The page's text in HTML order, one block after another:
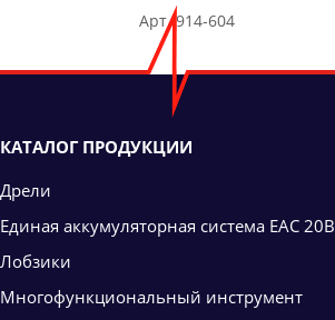
Арт. 914-604
КАТАЛОГ ПРОДУКЦИИ
Дрели
Единая аккумуляторная система ЕАС 20В
Лобзики
Многофункциональный инструмент